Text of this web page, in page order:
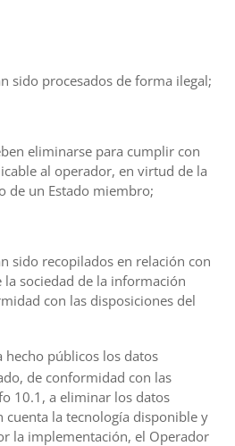
sido procesados de forma ilegal;
eliminarse para cumplir con
al operador, en virtud de la
de un Estado miembro;
sido recopilados en relación con
la sociedad de la información
con las disposiciones del
hecho públicos los datos
de conformidad con las
10.1, a eliminar los datos
cuenta la tecnología disponible y
la implementación, el Operador